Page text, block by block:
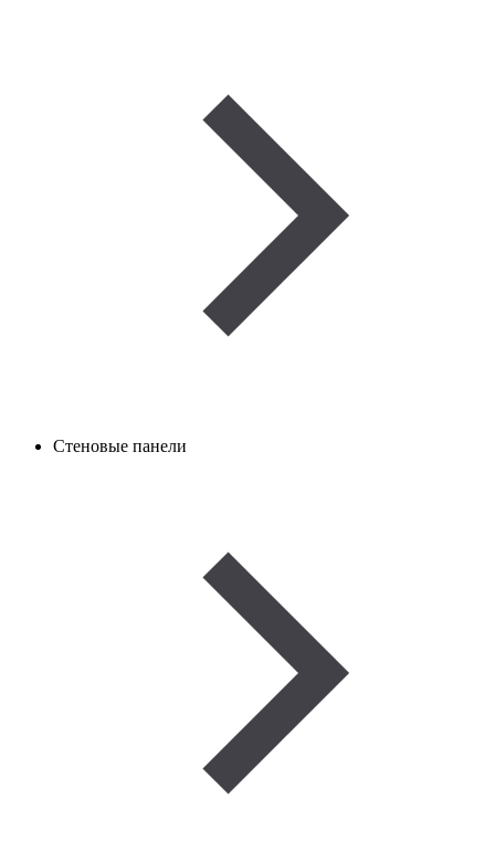
Стеновые панели